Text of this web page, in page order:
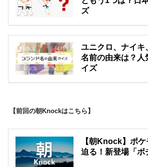
ズ
ユニクロ、ナイ
名前の由来は？人
イズ
【前回の朝Knockはこちら】
【朝Knock】ポ
迫る！新登場「ボ